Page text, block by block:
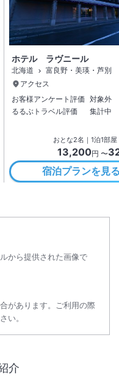
ホテル ラヴニール
北海道
富良野・美瑛・芦別
アクセス
お客様アンケート評価 対象外
るるぶトラベル評価
集計中
おとな2名 ｜ 1泊1部屋
13,200円 〜
宿泊プランを見
から提供された画像で
があります。ご利用の際
い。
介